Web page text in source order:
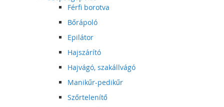
Férfi borotva
Bőrápoló
Epilátor
Hajszárító
Hajvágó, szakállvágó
Manikűr-pedikűr
Szőrtelenítő